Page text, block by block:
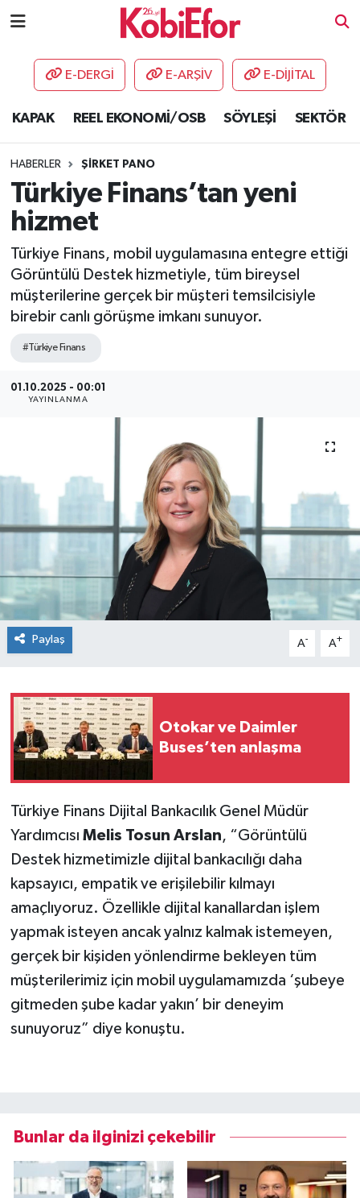
E-DERGİ E-ARŞİV E-DİJİTAL
KAPAK REEL EKONOMİ/OSB SÖYLEŞİ SEKTÖR
HABERLER ŞİRKET PANO
Türkiye Finans’tan yeni
hizmet
Türkiye Finans, mobil uygulamasına entegre ettiği
Görüntülü Destek hizmetiyle, tüm bireysel
müşterilerine gerçek bir müşteri temsilcisiyle
birebir canlı görüşme imkanı sunuyor.
#Türkiye Finans
01.10.2025 - 00:01
YAYINLANMA
Paylaş A- A+
Otokar ve Daimler
Buses’ten anlaşma
Türkiye Finans Dijital Bankacılık Genel Müdür
Yardımcısı Melis Tosun Arslan, “Görüntülü
Destek hizmetimizle dijital bankacılığı daha
kapsayıcı, empatik ve erişilebilir kılmayı
amaçlıyoruz. Özellikle dijital kanallardan işlem
yapmak isteyen ancak yalnız kalmak istemeyen,
gerçek bir kişiden yönlendirme bekleyen tüm
müşterilerimiz için mobil uygulamamızda ‘şubeye
gitmeden şube kadar yakın’ bir deneyim
sunuyoruz” diye konuştu.
Bunlar da ilginizi çekebilir
AKADEMİ
DESTEK-TEŞVİK
ETKİNLİK
GÜNCEL
HABERLER
KAPAK
OSB
SEKTÖR
ÜLKE
YAŞAM